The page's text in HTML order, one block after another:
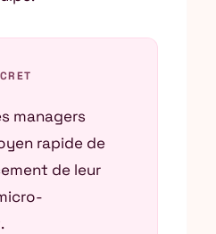
managers
rapide de
de leur